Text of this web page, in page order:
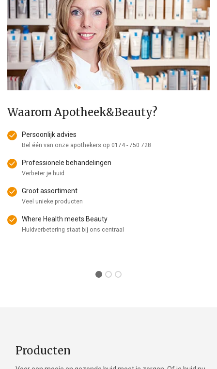
Waarom Apotheek&Beauty?
Persoonlijk advies
Bel één van onze apothekers op 0174 - 750 728
Professionele behandelingen
Verbeter je huid
Groot assortiment
Veel unieke producten
Where Health meets Beauty
Huidverbetering staat bij ons centraal
Producten